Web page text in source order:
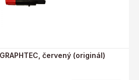
červený (originál)